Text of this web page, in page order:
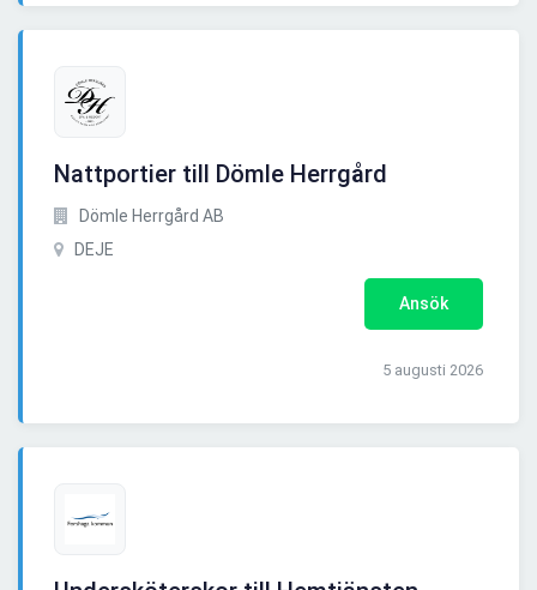
Nattportier till Dömle Herrgård
Dömle Herrgård AB
DEJE
Ansök
5 augusti 2026